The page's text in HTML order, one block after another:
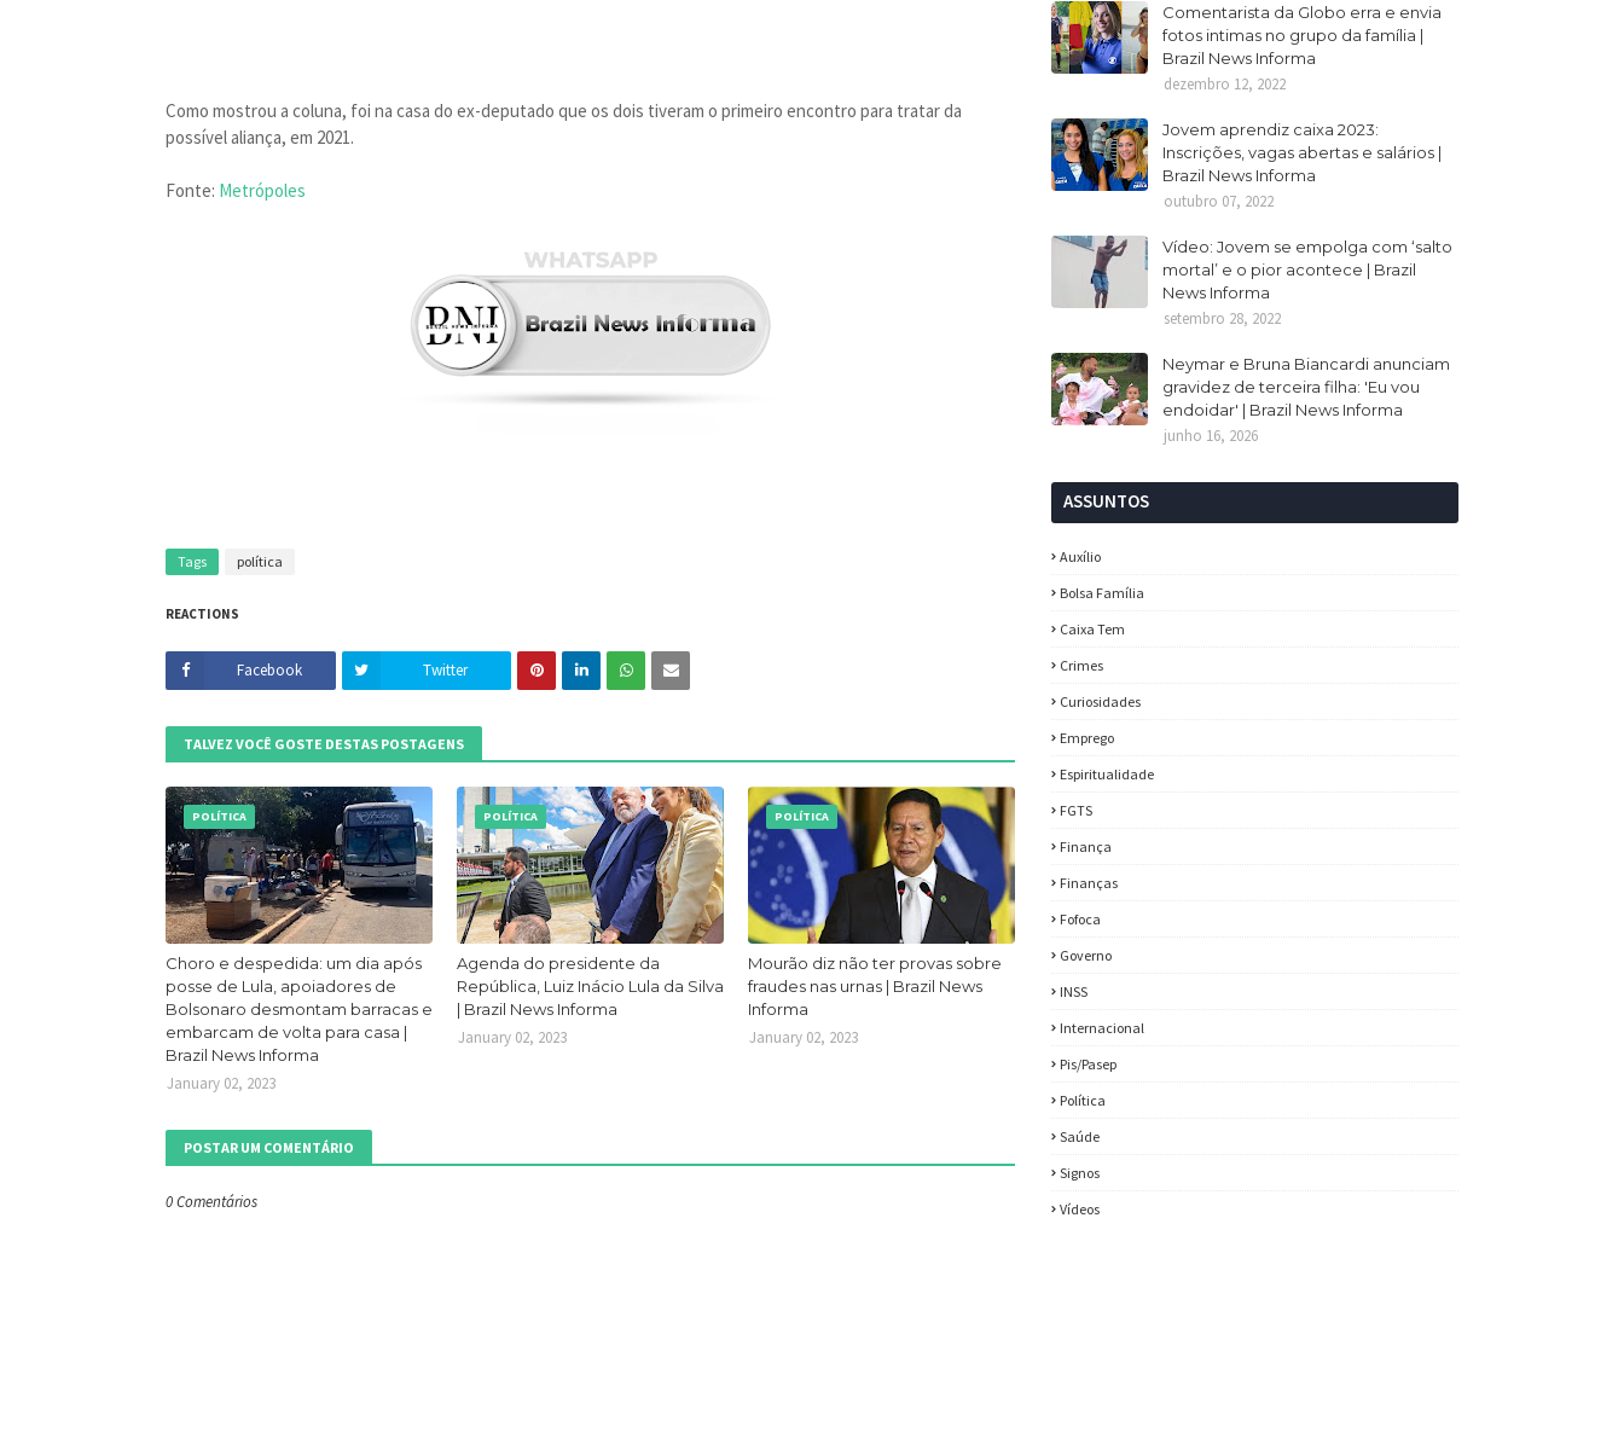
Como mostrou a coluna, foi na casa do ex-deputado que os dois tiveram o primeiro encontro para tratar da
possível aliança, em 2021.
Fonte: Metrópoles
Tags política
REACTIONS
Facebook Twitter
TALVEZ VOCÊ GOSTE DESTAS POSTAGENS
POLÍTICA
Choro e despedida: um dia após
posse de Lula, apoiadores de
Bolsonaro desmontam barracas e
embarcam de volta para casa |
Brazil News Informa
January 02, 2023
POLÍTICA
Agenda do presidente da
República, Luiz Inácio Lula da Silva
| Brazil News Informa
January 02, 2023
POLÍTICA
Mourão diz não ter provas sobre
fraudes nas urnas | Brazil News
Informa
January 02, 2023
POSTAR UM COMENTÁRIO
0 Comentários
Comentarista da Globo erra e envia
fotos intimas no grupo da família |
Brazil News Informa
dezembro 12, 2022
Jovem aprendiz caixa 2023:
Inscrições, vagas abertas e salários |
Brazil News Informa
outubro 07, 2022
Vídeo: Jovem se empolga com ‘salto
mortal’ e o pior acontece | Brazil
News Informa
setembro 28, 2022
Neymar e Bruna Biancardi anunciam
gravidez de terceira filha: 'Eu vou
endoidar' | Brazil News Informa
junho 16, 2026
ASSUNTOS
Auxílio
Bolsa Família
Caixa Tem
Crimes
Curiosidades
Emprego
Espiritualidade
FGTS
Finança
Finanças
Fofoca
Governo
INSS
Internacional
Pis/Pasep
Política
Saúde
Signos
Vídeos